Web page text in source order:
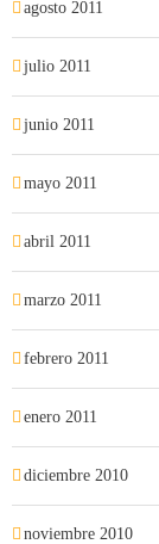
agosto 2011
julio 2011
junio 2011
mayo 2011
abril 2011
marzo 2011
febrero 2011
enero 2011
diciembre 2010
noviembre 2010